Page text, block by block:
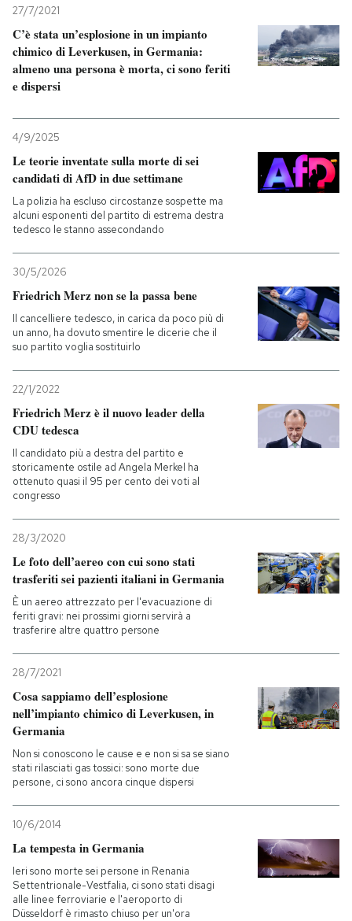
27/7/2021
C’è stata un’esplosione in un impianto
chimico di Leverkusen, in Germania:
almeno una persona è morta, ci sono feriti
e dispersi
4/9/2025
Le teorie inventate sulla morte di sei
candidati di AfD in due settimane
La polizia ha escluso circostanze sospette ma
alcuni esponenti del partito di estrema destra
tedesco le stanno assecondando
30/5/2026
Friedrich Merz non se la passa bene
Il cancelliere tedesco, in carica da poco più di
un anno, ha dovuto smentire le dicerie che il
suo partito voglia sostituirlo
22/1/2022
Friedrich Merz è il nuovo leader della
CDU tedesca
Il candidato più a destra del partito e
storicamente ostile ad Angela Merkel ha
ottenuto quasi il 95 per cento dei voti al
congresso
28/3/2020
Le foto dell’aereo con cui sono stati
trasferiti sei pazienti italiani in Germania
È un aereo attrezzato per l'evacuazione di
feriti gravi: nei prossimi giorni servirà a
trasferire altre quattro persone
28/7/2021
Cosa sappiamo dell’esplosione
nell’impianto chimico di Leverkusen, in
Germania
Non si conoscono le cause e e non si sa se siano
stati rilasciati gas tossici: sono morte due
persone, ci sono ancora cinque dispersi
10/6/2014
La tempesta in Germania
Ieri sono morte sei persone in Renania
Settentrionale-Vestfalia, ci sono stati disagi
alle linee ferroviarie e l'aeroporto di
Düsseldorf è rimasto chiuso per un'ora